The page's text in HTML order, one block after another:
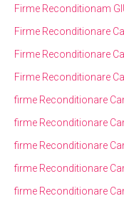
Firme Reconditionam
Firme Reconditionare
Firme Reconditionare
Firme Reconditionare
firme Reconditionare
firme Reconditionare
firme Reconditionare
firme Reconditionare
firme Reconditionare